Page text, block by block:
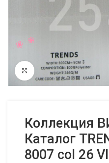
Нажмите, чтобы
Коллекция
Каталог
8007 col 26